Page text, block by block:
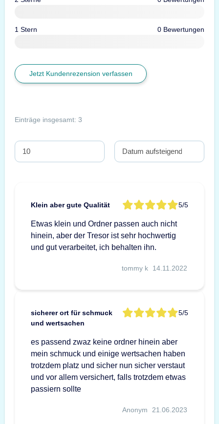
1 Stern 0 Bewertungen
Jetzt Kundenrezension verfassen
Einträge insgesamt: 3
Klein aber gute Qualität 5/5
Etwas klein und Ordner passen auch nicht
hinein, aber der Tresor ist sehr hochwertig
und gut verarbeitet, ich behalten ihn.
tommy k 14.11.2022
sicherer ort für schmuck
und wertsachen
5/5
es passend zwaz keine ordner hinein aber
mein schmuck und einige wertsachen haben
trotzdem platz und sicher nun sicher verstaut
und vor allem versichert, falls trotzdem etwas
passiern sollte
Anonym 21.06.2023